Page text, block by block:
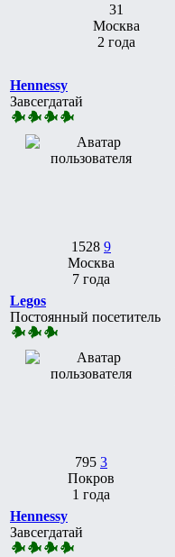
31
Москва
2 года
Hennessy
Завсегдатай
1528 9
Москва
7 года
Legos
Постоянный посетитель
795 3
Покров
1 года
Hennessy
Завсегдатай